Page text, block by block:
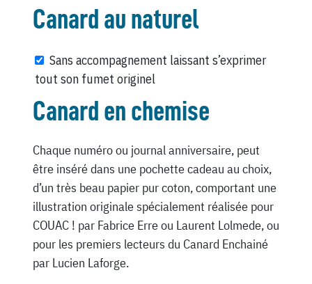
Canard au naturel
Sans accompagnement laissant s’exprimer
tout son fumet originel
Canard en chemise
Chaque numéro ou journal anniversaire, peut
être inséré dans une pochette cadeau au choix,
d’un très beau papier pur coton, comportant une
illustration originale spécialement réalisée pour
COUAC ! par Fabrice Erre ou Laurent Lolmede, ou
pour les premiers lecteurs du Canard Enchainé
par Lucien Laforge.